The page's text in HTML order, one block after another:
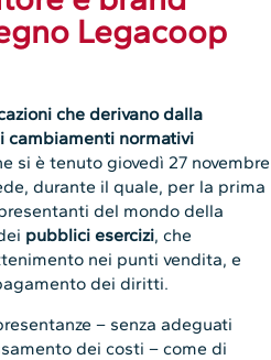
Legacoop
che derivano dalla
cambiamenti normativi
si è tenuto giovedì 27 novembre
durante il quale, per la prima
del mondo della
pubblici esercizi, che
nei punti vendita, e
dei diritti.
– senza adeguati
dei costi – come di